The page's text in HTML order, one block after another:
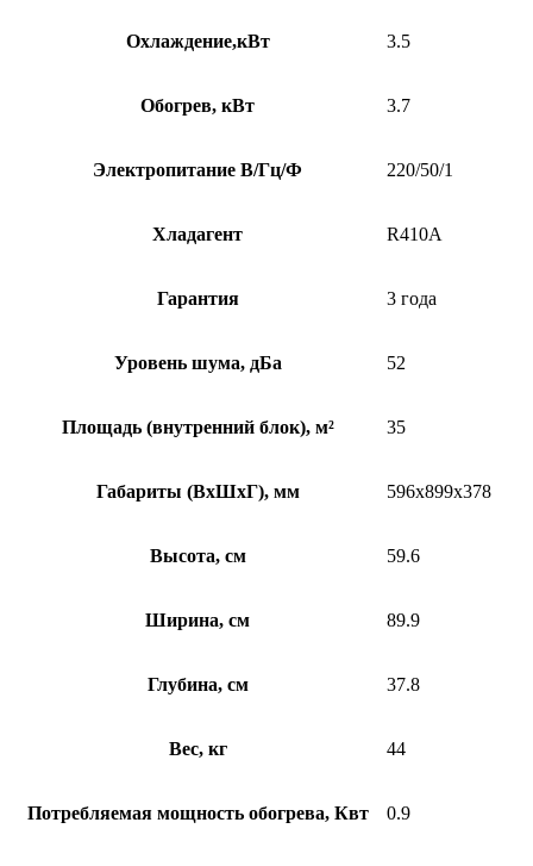
Охлаждение,кВт 3.5
Обогрев, кВт 3.7
Электропитание В/Гц/Ф 220/50/1
Хладагент R410A
Гарантия 3 года
Уровень шума, дБа 52
Площадь (внутренний блок), м² 35
Габариты (ВхШхГ), мм 596x899x378
Высота, см 59.6
Ширина, см 89.9
Глубина, см 37.8
Вес, кг 44
Потребляемая мощность обогрева, Квт 0.9